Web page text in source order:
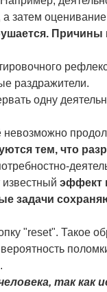
затем оценивание
Причины
раздражители.
одну
невозможно
тем, что
эффект
задачи
"reset". Такое
так как